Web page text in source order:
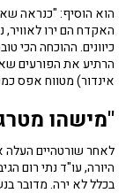
הוא הוסיף: "כנראה
האקדח הם ירו לאוויר,
כיוונים. ההוכחה הכי
הרתיע את הפורעים
אינדור) מטווח אפס
"מישהו
לאחר שורטהיים
היורה, עו"ד נתי רום
בכלל לא ירה. מדובר